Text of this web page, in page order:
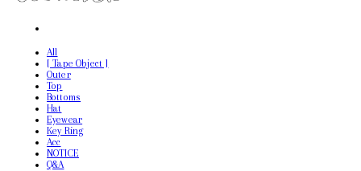
All
[ Tape Object ]
Outer
Top
Bottoms
Hat
Eyewear
Key Ring
Acc
NOTICE
Q&A